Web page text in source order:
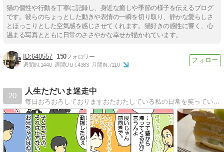
猫の個性や行動を丁寧に記録し、身近な癒しや季節の様子を伝えるブログ
です。彼らのちょっとした動きや表情の一瞬を切り取り、静かな愛らしさ
とほっこりとした空気感を感じさせてくれます。猫好きの感性に響く、心
温まる写真とともに日常のささやかな幸せが描かれています。
640557 150
週間IN:1440 週間OUT:4383 月間IN:7110
20
人生ただいま迷走中
毎日おろおろしておりますおたおたしている私の日常を笑っていただければこれ幸い